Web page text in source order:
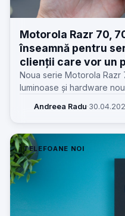
Motorola Razr 70,
înseamnă pentru
clienții care vor un
Noua serie Motorola Razr
luminoase și hardware
real după garanție.
Andreea Radu·
TELEFOANE NOI